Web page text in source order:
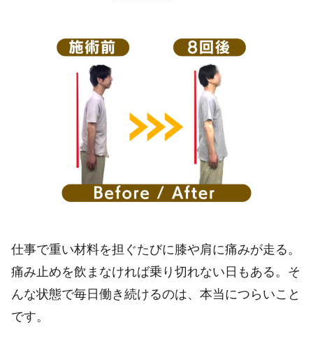
仕事で重い材料を担ぐたびに膝や肩に痛みが走る。
痛み止めを飲まなければ乗り切れない日もある。そ
んな状態で毎日働き続けるのは、本当につらいこと
です。